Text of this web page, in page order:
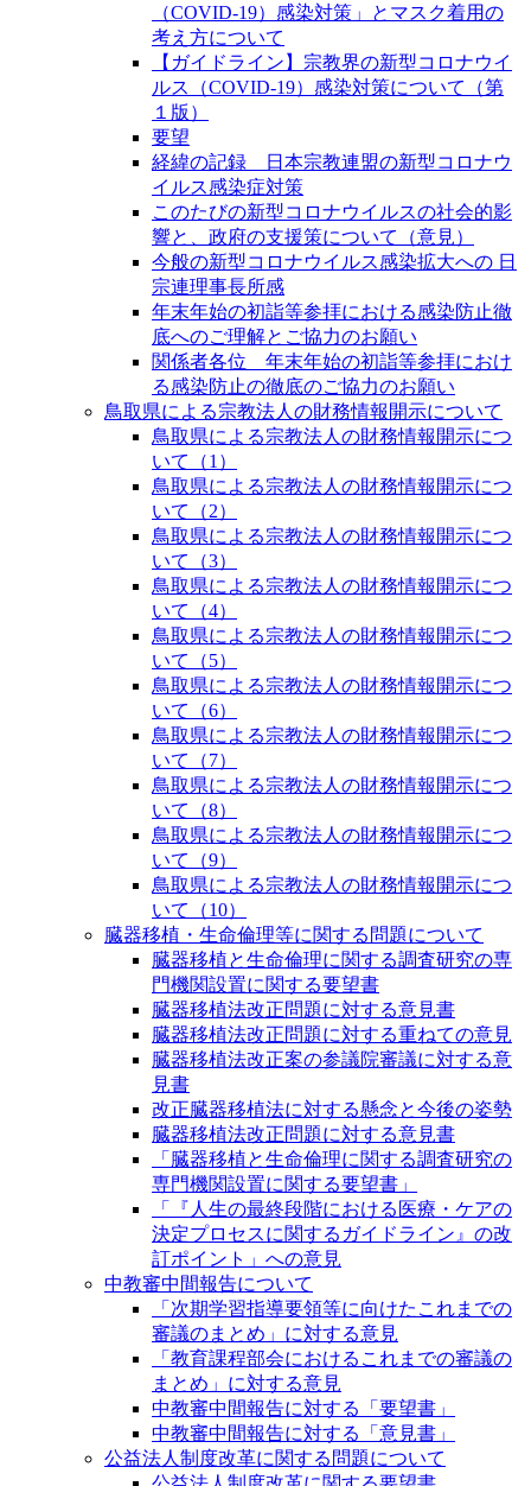
（COVID-19）感染対策」とマスク着用の
考え方について
【ガイドライン】宗教界の新型コロナウイ
ルス（COVID-19）感染対策について（第
１版）
要望
経緯の記録 日本宗教連盟の新型コロナウ
イルス感染症対策
このたびの新型コロナウイルスの社会的影
響と、政府の支援策について（意見）
今般の新型コロナウイルス感染拡大への 日
宗連理事長所感
年末年始の初詣等参拝における感染防止徹
底へのご理解とご協力のお願い
関係者各位 年末年始の初詣等参拝におけ
る感染防止の徹底のご協力のお願い
鳥取県による宗教法人の財務情報開示について
鳥取県による宗教法人の財務情報開示につ
いて（1）
鳥取県による宗教法人の財務情報開示につ
いて（2）
鳥取県による宗教法人の財務情報開示につ
いて（3）
鳥取県による宗教法人の財務情報開示につ
いて（4）
鳥取県による宗教法人の財務情報開示につ
いて（5）
鳥取県による宗教法人の財務情報開示につ
いて（6）
鳥取県による宗教法人の財務情報開示につ
いて（7）
鳥取県による宗教法人の財務情報開示につ
いて（8）
鳥取県による宗教法人の財務情報開示につ
いて（9）
鳥取県による宗教法人の財務情報開示につ
いて（10）
臓器移植・生命倫理等に関する問題について
臓器移植と生命倫理に関する調査研究の専
門機関設置に関する要望書
臓器移植法改正問題に対する意見書
臓器移植法改正問題に対する重ねての意見
臓器移植法改正案の参議院審議に対する意
見書
改正臓器移植法に対する懸念と今後の姿勢
臓器移植法改正問題に対する意見書
「臓器移植と生命倫理に関する調査研究の
専門機関設置に関する要望書」
「『人生の最終段階における医療・ケアの
決定プロセスに関するガイドライン』の改
訂ポイント」への意見
中教審中間報告について
「次期学習指導要領等に向けたこれまでの
審議のまとめ」に対する意見
「教育課程部会におけるこれまでの審議の
まとめ」に対する意見
中教審中間報告に対する「要望書」
中教審中間報告に対する「意見書」
公益法人制度改革に関する問題について